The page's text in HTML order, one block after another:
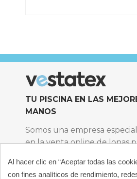
Referencia Cloro5Acci-
TU PISCINA EN LAS
MANOS
Somos una empresa
en la venta online de lonas
climatización, limpieza y
Al hacer clic en “Aceptar todas las
con fines analíticos de rendimiento,